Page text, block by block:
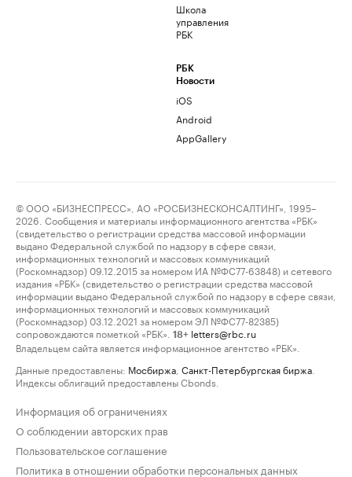
Школа
управления
РБК
РБК
Новости
iOS
Android
AppGallery
© ООО «БИЗНЕСПРЕСС», АО «РОСБИЗНЕСКОНСАЛТИНГ», 1995–
2026. Сообщения и материалы информационного агентства «РБК»
(свидетельство о регистрации средства массовой информации
выдано Федеральной службой по надзору в сфере связи,
информационных технологий и массовых коммуникаций
(Роскомнадзор) 09.12.2015 за номером ИА №ФС77-63848) и сетевого
издания «РБК» (свидетельство о регистрации средства массовой
информации выдано Федеральной службой по надзору в сфере связи,
информационных технологий и массовых коммуникаций
(Роскомнадзор) 03.12.2021 за номером ЭЛ №ФС77-82385)
сопровождаются пометкой «РБК».
18+ letters@rbc.ru
Владельцем сайта является информационное агентство «РБК».
Данные предоставлены: Мосбиржа Санкт-Петербургская биржа
Индексы облигаций предоставлены Cbonds.
Информация об ограничениях
О соблюдении авторских прав
Пользовательское соглашение
Политика в отношении обработки персональных данных